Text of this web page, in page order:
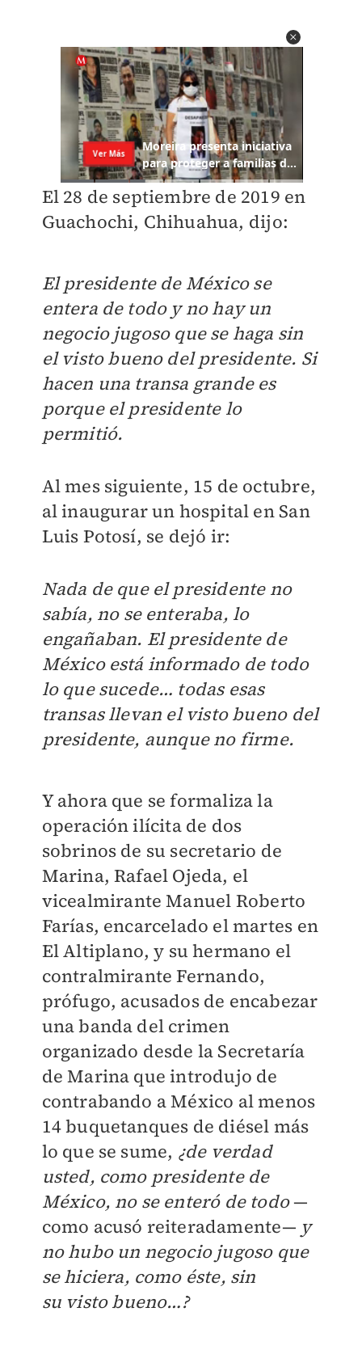
El 28 de septiembre de 2019 en
Guachochi, Chihuahua, dijo:
El presidente de México se
entera de todo y no hay un
negocio jugoso que se haga sin
el visto bueno del presidente. Si
hacen una transa grande es
porque el presidente lo
permitió.
Al mes siguiente, 15 de octubre,
al inaugurar un hospital en San
Luis Potosí, se dejó ir:
Nada de que el presidente no
sabía, no se enteraba, lo
engañaban. El presidente de
México está informado de todo
lo que sucede… todas esas
transas llevan el visto bueno del
presidente, aunque no firme.
Y ahora que se formaliza la
operación ilícita de dos
sobrinos de su secretario de
Marina, Rafael Ojeda, el
vicealmirante Manuel Roberto
Farías, encarcelado el martes en
El Altiplano, y su hermano el
contralmirante Fernando,
prófugo, acusados de encabezar
una banda del crimen
organizado desde la Secretaría
de Marina que introdujo de
contrabando a México al menos
14 buquetanques de diésel más
lo que se sume, ¿de verdad
usted, como presidente de
México, no se enteró de todo—
como acusó reiteradamente— y
no hubo un negocio jugoso que
se hiciera, como éste, sin
su visto bueno…?